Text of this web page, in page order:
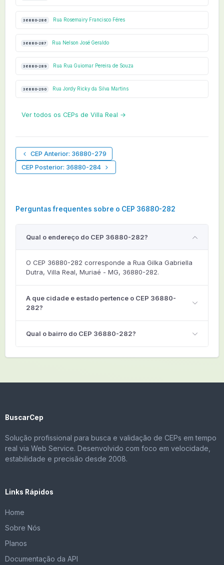
36880-286 Rua Rosemairy Francisco Féres
36880-287 Rua Nelson José Geraldo
36880-289 Rua Rua Guiomar Pereira de Souza
36880-290 Rua Jordy Ricky da Silva Martins
Ver todos os CEPs de Villa Real →
CEP Anterior: 36880-279
CEP Posterior: 36880-284
Perguntas frequentes sobre o CEP 36880-282
Qual o endereço do CEP 36880-282?
O CEP 36880-282 corresponde a Rua Gilka Gabriella
Dutra, Villa Real, Muriaé - MG, 36880-282.
A que cidade e estado pertence o CEP 36880-
282?
Qual o bairro do CEP 36880-282?
BuscarCep
Solução profissional para busca e validação de CEPs em tempo
real via Web Service. Desenvolvido com foco em velocidade,
estabilidade e precisão desde 2008.
Links Rápidos
Home
Sobre Nós
Planos
Documentação da API